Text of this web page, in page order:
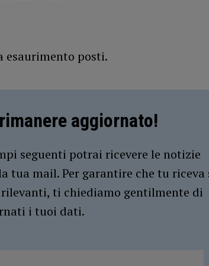
esaurimento posti.
aggiornato!
seguenti potrai ricevere le notizie
tua mail. Per garantire che tu riceva
ti chiediamo gentilmente di
i tuoi dati.